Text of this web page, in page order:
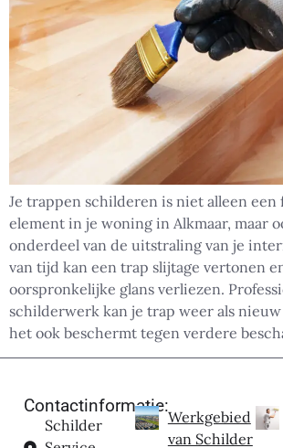
Je trappen schilderen is niet alleen
element in je woning in Alkmaar, maar
onderdeel van de uitstraling van je
van tijd kan een trap slijtage vertonen
oorspronkelijke glans verliezen.
schilderwerk kan je trap weer als
het ook beschermt tegen verdere
Contactinformatie:
Schilder
Werkgebied
van Schilder